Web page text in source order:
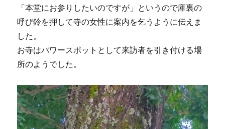
「本堂にお参りしたいのですが」というので庫裏の
呼び鈴を押して寺の女性に案内を乞うように伝えま
した。
お寺はパワースポットとして来訪者を引き付ける場
所のようでした。